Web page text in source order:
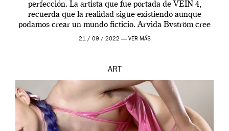
perfección. La artista que fue portada de VEIN 4,
recuerda que la realidad sigue existiendo aunque
podamos crear un mundo ficticio. Arvida Byström cree
que los humanos tienen un complejo […]
21 / 09 / 2022 — VER MÁS
ART